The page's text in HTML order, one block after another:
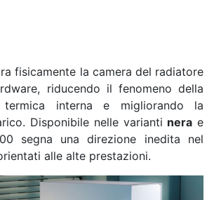
fisicamente la camera del radiatore
riducendo il fenomeno della
termica interna e migliorando la
Disponibile nelle varianti nera e
segna una direzione inedita nel
alle alte prestazioni.